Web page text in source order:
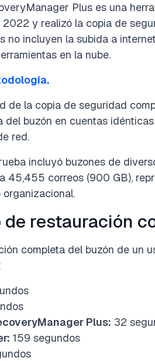
Plus es una
y realizó la copia de
no incluyen la subida a
en la nube.
de la copia de seguridad
del buzón en cuentas
red.
incluyó buzones de
45,455 correos (900 GB),
restauración
completa del buzón de un
Plus: 32
159 segundos